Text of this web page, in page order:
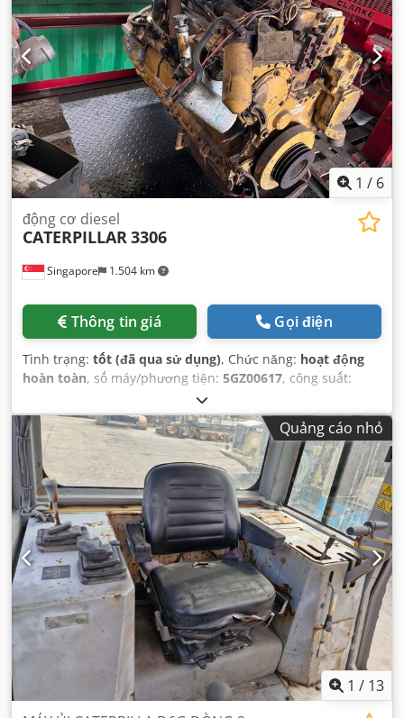
1 / 6
Singapore 1.504 km
động cơ diesel
CATERPILLAR3306
Thông tin giá Gọi điện
Tình trạng: tốt (đã qua sử dụng), Chức năng: hoạt động
hoàn toàn, số máy/phương tiện: 5GZ00617, công suất:
, loại nhiên liệu:
lanh:6, trọng lượng tổng cộng:1.905 kg,
Quảng cáo nhỏ
1 / 13